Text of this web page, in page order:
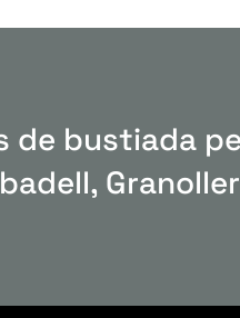
de bustiada